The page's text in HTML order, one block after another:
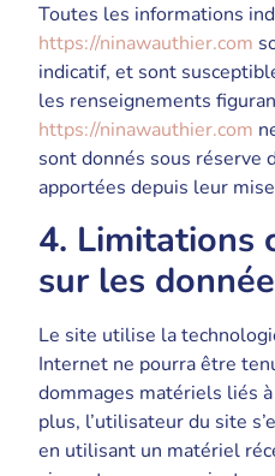
Toutes les informations
https://ninawauthier.com
indicatif, et sont
les renseignements
https://ninawauthier.com
sont donnés sous réserve
apportées depuis leur
4. Limitations
sur les
Le site utilise la
Internet ne pourra être
dommages matériels liés
plus, l’utilisateur du site
en utilisant un matériel